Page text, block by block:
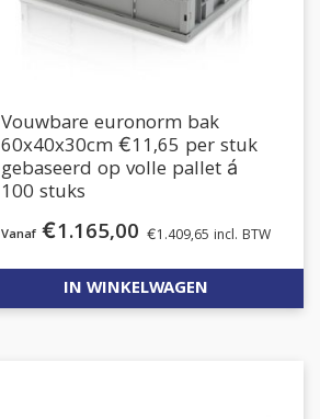
Vouwbare euronorm bak
60x40x30cm €11,65 per stuk
gebaseerd op volle pallet á
100 stuks
€1.165,00 €1.409,65 incl. BTW
IN WINKELWAGEN